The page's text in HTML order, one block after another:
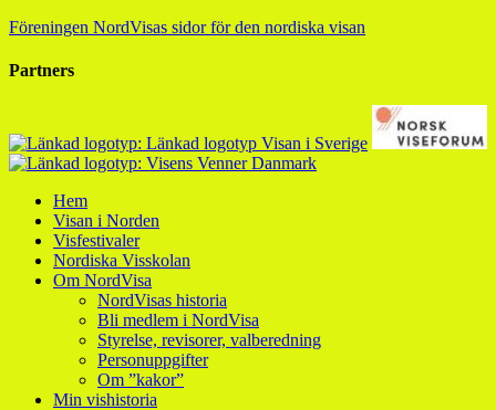
Föreningen NordVisas sidor för den nordiska visan
Partners
Hem
Visan i Norden
Visfestivaler
Nordiska Visskolan
Om NordVisa
NordVisas historia
Bli medlem i NordVisa
Styrelse, revisorer, valberedning
Personuppgifter
Om ”kakor”
Min vishistoria